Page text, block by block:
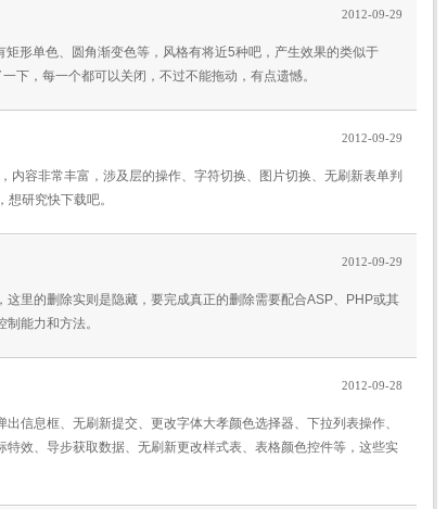
2012-09-29
形单色、圆角渐变色等，风格有将近5种吧，产生效果的类似于
下，每一个都可以关闭，不过不能拖动，有点遗憾。
2012-09-29
内容非常丰富，涉及层的操作、字符切换、图片切换、无刷新表单判
研究快下载吧。
2012-09-29
里的删除实则是隐藏，要完成真正的删除需要配合ASP、PHP或其
能力和方法。
2012-09-28
信息框、无刷新提交、更改字体大孝颜色选择器、下拉列表操作、
效、导步获取数据、无刷新更改样式表、表格颜色控件等，这些实